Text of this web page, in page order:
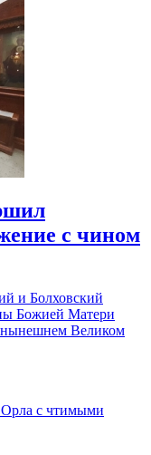
с чином
и Болховский
Божией Матери
нынешнем Великом